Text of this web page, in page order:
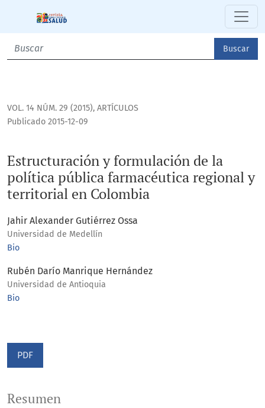
Estructuración y formulación de la política pública
Buscar
VOL. 14 NÚM. 29 (2015), ARTÍCULOS
Estructuración y formulación de la
política pública farmacéutica regional y
territorial en Colombia
Publicado 2015-12-09
Jahir Alexander Gutiérrez Ossa
Universidad de Medellín
Bio
Rubén Darío Manrique Hernández
Universidad de Antioquia
Bio
PDF
Resumen